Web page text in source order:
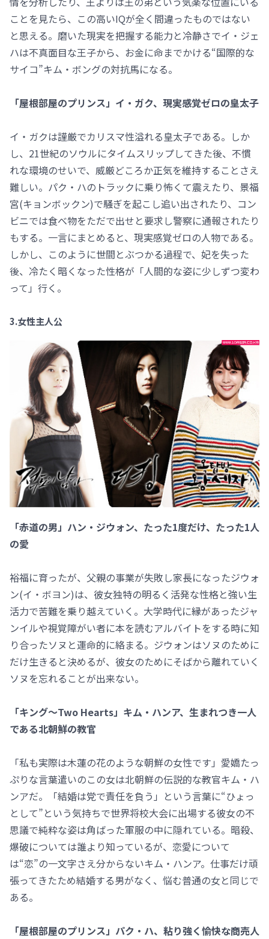
ことを見たら、この高いIQが全く間違ったものではない
と思える。磨いた現実を把握する能力と冷静さでイ・ジェ
ハは不真面目な王子から、お金に命までかける“国際的な
サイコ”キム・ボングの対抗馬になる。
「屋根部屋のプリンス」イ・ガク、現実感覚ゼロの皇太子
イ・ガクは謹厳でカリスマ性溢れる皇太子である。しか
し、21世紀のソウルにタイムスリップしてきた後、不慣
れな環境のせいで、威厳どころか正気を維持することさえ
難しい。パク・ハのトラックに乗り怖くて震えたり、景福
宮(キョンボックン)で騒ぎを起こし追い出されたり、コン
ビニでは食べ物をただで出せと要求し警察に通報されたり
もする。一言にまとめると、現実感覚ゼロの人物である。
しかし、このように世間とぶつかる過程で、妃を失った
後、冷たく暗くなった性格が「人間的な姿に少しずつ変わ
って」行く。
3.女性主人公
「赤道の男」ハン・ジウォン、たった1度だけ、たった1人
の愛
裕福に育ったが、父親の事業が失敗し家長になったジウォ
ン(イ・ボヨン)は、彼女独特の明るく活発な性格と強い生
活力で苦難を乗り越えていく。大学時代に縁があったジャ
ンイルや視覚障がい者に本を読むアルバイトをする時に知
り合ったソヌと運命的に絡まる。ジウォンはソヌのために
だけ生きると決めるが、彼女のためにそばから離れていく
ソヌを忘れることが出来ない。
「キング～Two Hearts」キム・ハンア、生まれつき一人
である北朝鮮の教官
「私も実際は木蓮の花のような朝鮮の女性です」愛嬌たっ
ぷりな言葉遣いのこの女は北朝鮮の伝説的な教官キム・ハ
ンアだ。「結婚は党で責任を負う」という言葉に“ひょっ
として”という気持ちで世界将校大会に出場する彼女の不
思議で純粋な姿は角ばった軍服の中に隠れている。暗殺、
爆破については誰より知っているが、恋愛について
は“恋”の一文字さえ分からないキム・ハンア。仕事だけ頑
張ってきたため結婚する男がなく、悩む普通の女と同じで
ある。
「屋根部屋のプリンス」パク・ハ、粘り強く愉快な商売人